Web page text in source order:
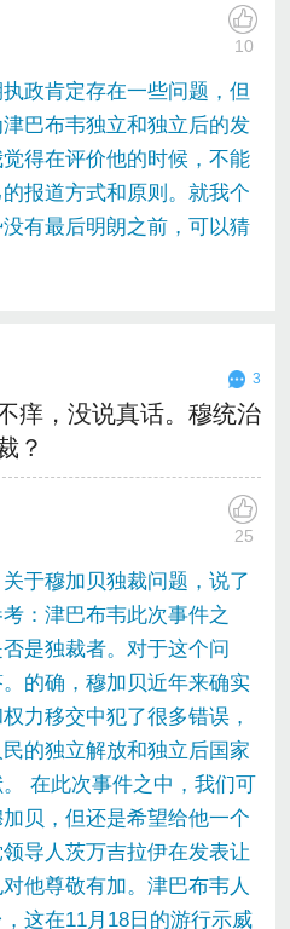
10
政肯定存在一些问题，但
巴布韦独立和独立后的发
得在评价他的时候，不能
报道方式和原则。就我个
有最后明朗之前，可以猜
3
痒，没说真话。穆统治
？
25
于穆加贝独裁问题，说了
：津巴布韦此次事件之
是独裁者。对于这个问
的确，穆加贝近年来确实
力移交中犯了很多错误，
的独立解放和独立后国家
在此次事件之中，我们可
贝，但还是希望给他一个
导人茨万吉拉伊在发表让
他尊敬有加。津巴布韦人
这在11月18日的游行示威